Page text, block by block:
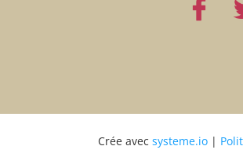
Crée avec systeme.io|